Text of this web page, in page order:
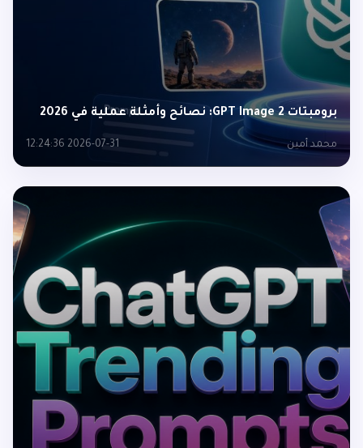
برومبتات GPT Image 2: نصائح وأمثلة عملية في 2026
محمد أمين 2026-07-31 12:24:36